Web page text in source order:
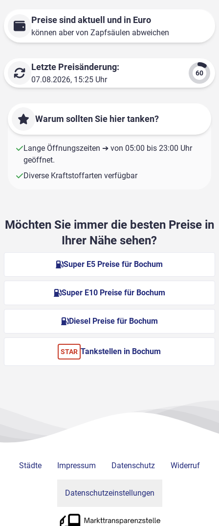
Preise sind aktuell und in Euro
können aber von Zapfsäulen abweichen
Letzte Preisänderung:
07.08.2026, 15:25 Uhr
Warum sollten Sie hier tanken?
Lange Öffnungszeiten ➔ von 05:00 bis 23:00 Uhr
geöffnet.
Diverse Kraftstoffarten verfügbar
Möchten Sie immer die besten Preise in
Ihrer Nähe sehen?
Super E5 Preise für Bochum
Super E10 Preise für Bochum
Diesel Preise für Bochum
STAR Tankstellen in Bochum
Städte Impressum Datenschutz Widerruf
Datenschutzeinstellungen